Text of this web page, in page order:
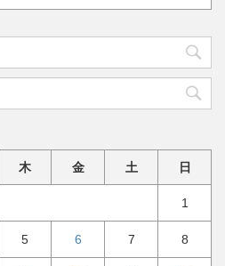
木 金 土 日
1
5 6 7 8